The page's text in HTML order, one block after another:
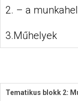
2. – a
3.Műhelyek
Tematikus blokk 2: